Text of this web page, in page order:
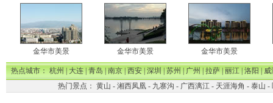
金华市美景 金华市美景 金华市美景
热点城市：杭州|大连|青岛|南京|西安|深圳|苏州|广州|拉萨|丽江|洛阳|威
热门景点： 黄山 - 湘西凤凰- 九寨沟 - 广西漓江- 天涯海角 - 泰山 -